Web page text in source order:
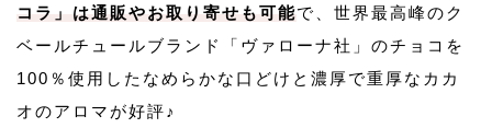
コラ」は通販やお取り寄せも可能で、世界最高峰のク
ベールチュールブランド「ヴァローナ社」のチョコを
100％使用したなめらかな口どけと濃厚で重厚なカカ
オのアロマが好評♪